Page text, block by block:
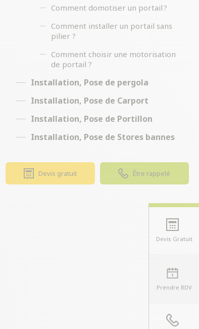
vos Options
Comment domotiser un portail ?
Comment installer un portail sans
pilier ?
Comment choisir une motorisation
de portail ?
Installation, Pose de pergola
Installation, Pose de Carport
Installation, Pose de Portillon
Installation, Pose de Stores bannes
Devis gratuit Être rappelé
Devis Gratuit
Prendre RDV